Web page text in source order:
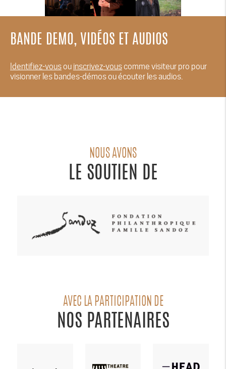
BANDE DEMO, VIDÉOS ET AUDIOS
Identifiez-vousou inscrivez-vouscomme visiteur pro pour
visionner les bandes-démos ou écouter les audios.
NOUS AVONS
LE SOUTIEN DE
AVEC LA PARTICIPATION DE
NOS PARTENAIRES